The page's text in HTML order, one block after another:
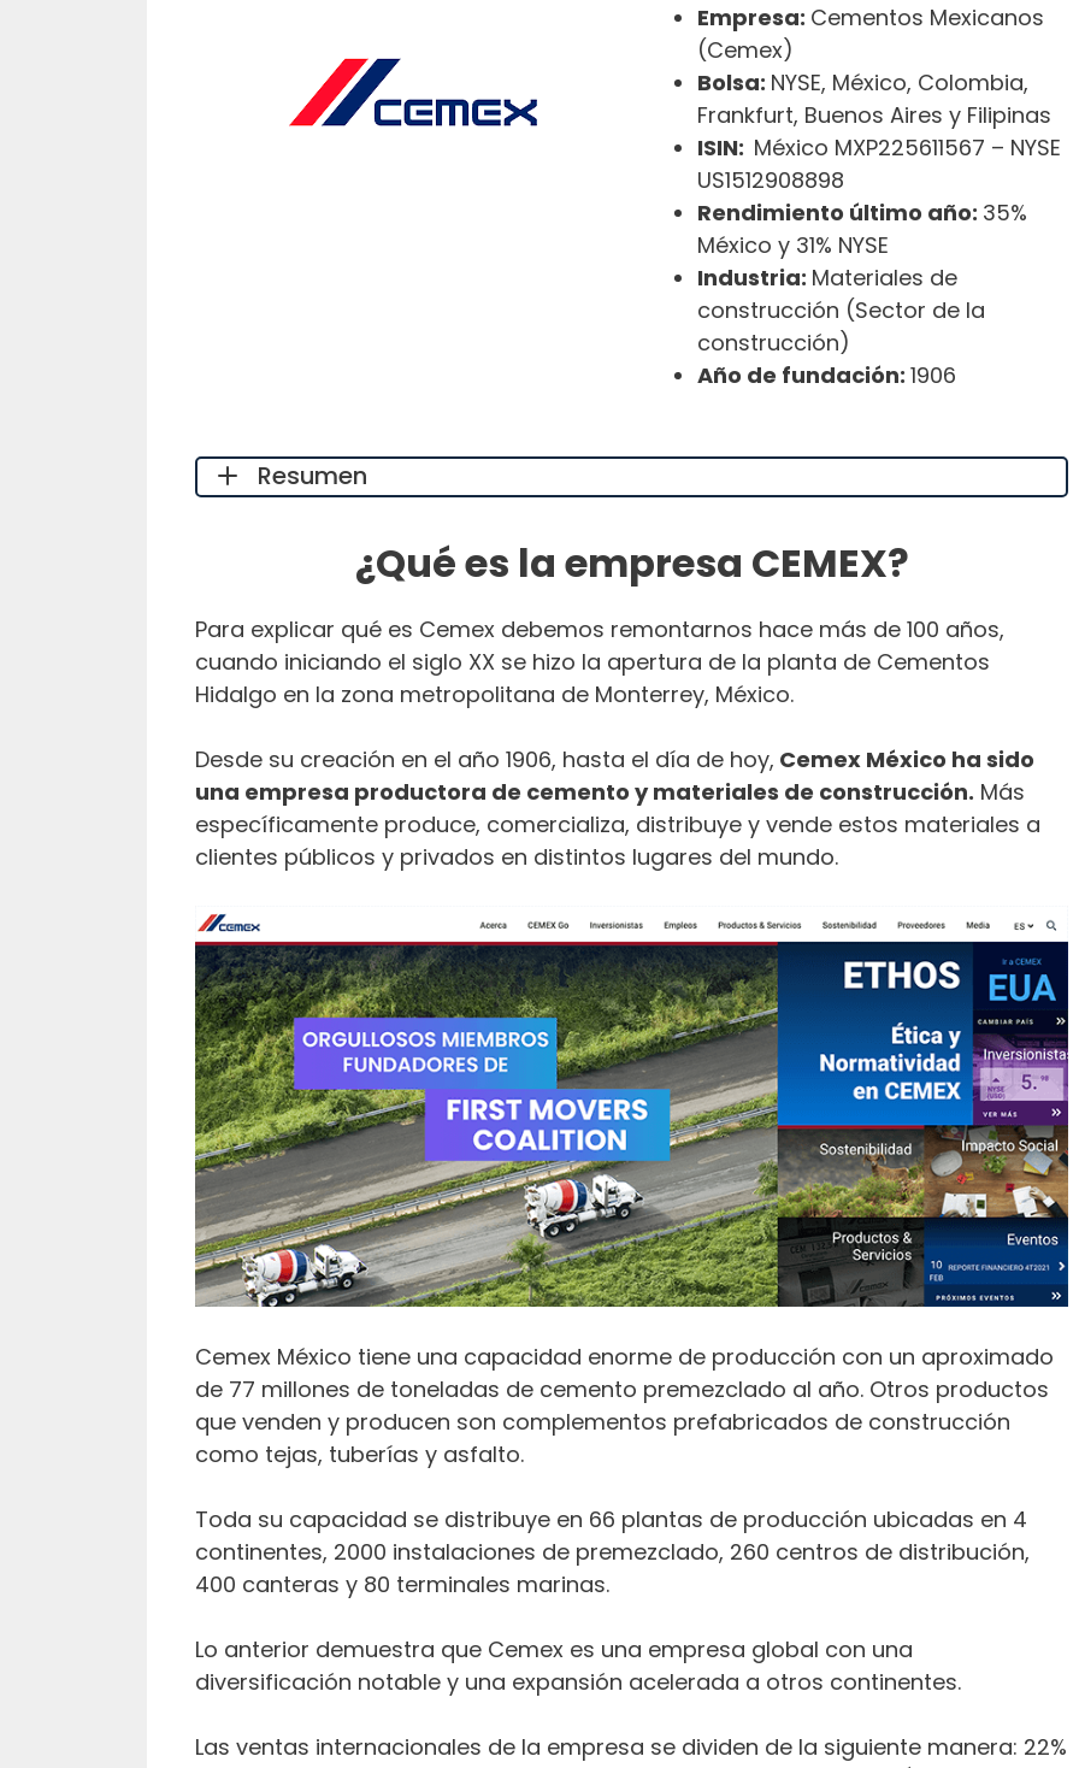
Empresa: Cementos Mexicanos
(Cemex)
Bolsa: NYSE, México, Colombia,
Frankfurt, Buenos Aires y Filipinas
ISIN: México MXP225611567 – NYSE
US1512908898
Rendimiento último año: 35%
México y 31% NYSE
Industria: Materiales de
construcción (Sector de la
construcción)
Año de fundación: 1906
Resumen
¿Qué es la empresa CEMEX?
Para explicar qué es Cemex debemos remontarnos hace más de 100 años,
cuando iniciando el siglo XX se hizo la apertura de la planta de Cementos
Hidalgo en la zona metropolitana de Monterrey, México.
Desde su creación en el año 1906, hasta el día de hoy, Cemex México ha sido
una empresa productora de cemento y materiales de construcción. Más
específicamente produce, comercializa, distribuye y vende estos materiales a
clientes públicos y privados en distintos lugares del mundo.
Cemex México tiene una capacidad enorme de producción con un aproximado
de 77 millones de toneladas de cemento premezclado al año. Otros productos
que venden y producen son complementos prefabricados de construcción
como tejas, tuberías y asfalto.
Toda su capacidad se distribuye en 66 plantas de producción ubicadas en 4
continentes, 2000 instalaciones de premezclado, 260 centros de distribución,
400 canteras y 80 terminales marinas.
Lo anterior demuestra que Cemex es una empresa global con una
diversificación notable y una expansión acelerada a otros continentes.
Las ventas internacionales de la empresa se dividen de la siguiente manera: 22%